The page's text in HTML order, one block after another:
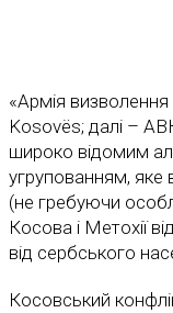
«Армія
Kosovës; далі –
широко відомим
угрупованням,
(не гребуючи
Косова і Метохії
від сербського
Косовський